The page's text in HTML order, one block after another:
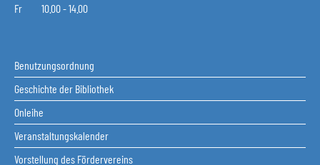
Fr
10.00 - 14.00
Benutzungsordnung
Geschichte der Bibliothek
Onleihe
Veranstaltungskalender
Vorstellung des Fördervereins